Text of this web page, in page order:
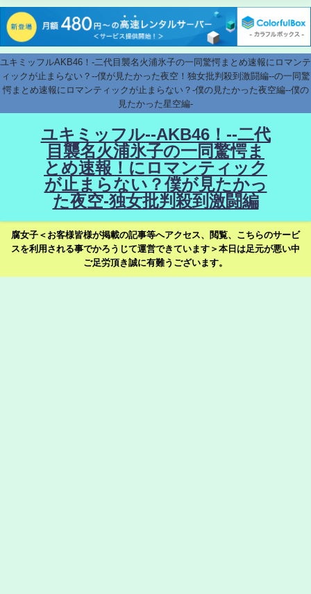
ユキミッフルAKB46！-二代目襲名火浦氷子の一同驚愕まとめ速報にロマンテ
ィックが止まらない？--僕が見たかった夜空！独女批判殺到激闘編--の一同驚
愕まとめ速報にロマンティックが止まらない？-僕の見たかった夜空編--僕の
見たかった星空編-
ユキミッフル--AKB46！--二代
目襲名火浦氷子の一同驚愕ま
とめ速報！にロマンティック
が止まらない？僕が見たかっ
た夜空-独女批判殺到激闘編
腐女子＜お客様皆様が掲載の記事等へアクセス、閲覧、こちらのサービ
スを利用される事でかろうじて運営できています＞本日は足元が悪い中
ご足労頂き誠に有難うございます。